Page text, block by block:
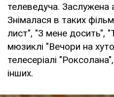
телеведуча. Заслужена
Знімалася в таких
лист", "З мене досить",
мюзиклі "Вечори на
телесеріалі
інших.